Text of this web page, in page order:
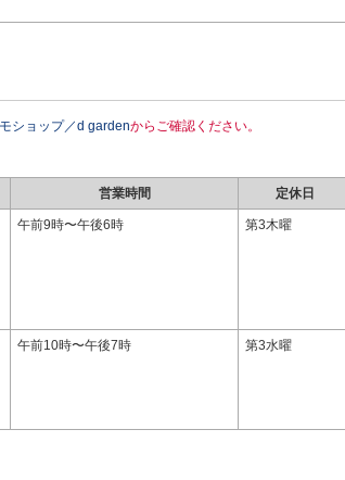
モショップ／d gardenからご確認ください。
営業時間 定休日
午前9時〜午後6時 第3木曜
午前10時〜午後7時 第3水曜